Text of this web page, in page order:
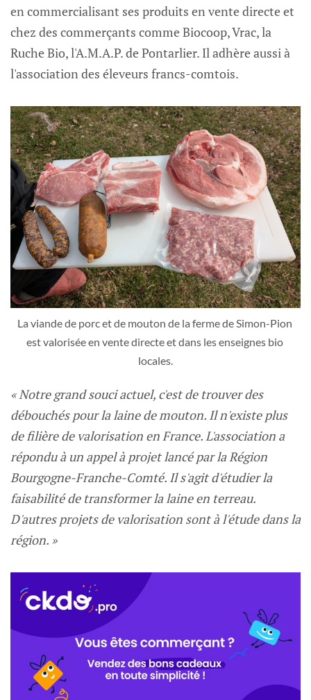
en commercialisant ses produits en vente directe et
chez des commerçants comme Biocoop, Vrac, la
Ruche Bio, l'A.M.A.P. de Pontarlier. Il adhère aussi à
l'association des éleveurs francs-comtois.
La viande de porc et de mouton de la ferme de Simon-Pion
est valorisée en vente directe et dans les enseignes bio
locales.
« Notre grand souci actuel, c'est de trouver des
débouchés pour la laine de mouton. Il n'existe plus
de filière de valorisation en France. L'association a
répondu à un appel à projet lancé par la Région
Bourgogne-Franche-Comté. Il s'agit d'étudier la
faisabilité de transformer la laine en terreau.
D'autres projets de valorisation sont à l'étude dans la
région. »